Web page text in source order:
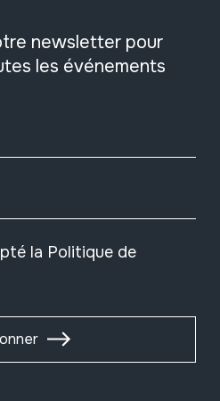
newsletter pour
les événements
la Politique de